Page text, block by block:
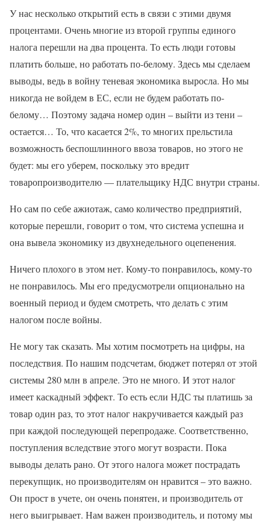
У нас несколько открытий есть в связи с этими двумя
процентами. Очень многие из второй группы единого
налога перешли на два процента. То есть люди готовы
платить больше, но работать по-белому. Здесь мы сделаем
выводы, ведь в войну теневая экономика выросла. Но мы
никогда не войдем в ЕС, если не будем работать по-
белому… Поэтому задача номер один – выйти из тени –
остается… То, что касается 2%, то многих прельстила
возможность беспошлинного ввоза товаров, но этого не
будет: мы его уберем, поскольку это вредит
товаропроизводителю — плательщику НДС внутри страны.
Но сам по себе ажиотаж, само количество предприятий,
которые перешли, говорит о том, что система успешна и
она вывела экономику из двухнедельного оцепенения.
Ничего плохого в этом нет. Кому-то понравилось, кому-то
не понравилось. Мы его предусмотрели опционально на
военный период и будем смотреть, что делать с этим
налогом после войны.
Не могу так сказать. Мы хотим посмотреть на цифры, на
последствия. По нашим подсчетам, бюджет потерял от этой
системы 280 млн в апреле. Это не много. И этот налог
имеет каскадный эффект. То есть если НДС ты платишь за
товар один раз, то этот налог накручивается каждый раз
при каждой последующей перепродаже. Соответственно,
поступления вследствие этого могут возрасти. Пока
выводы делать рано. От этого налога может пострадать
перекупщик, но производителям он нравится – это важно.
Он прост в учете, он очень понятен, и производитель от
него выигрывает. Нам важен производитель, и потому мы